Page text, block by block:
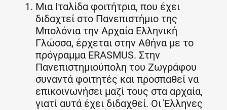
Μια Ιταλίδα φοιτήτρια, που έχει
διδαχτεί στο Πανεπιστήμιο της
Μπολόνια την Αρχαία Ελληνική
Γλώσσα, έρχεται στην Αθήνα με το
πρόγραμμα ERASMUS. Στην
Πανεπιστημιούπολη του Ζωγράφου
συναντά φοιτητές και προσπαθεί να
επικοινωνήσει μαζί τους στα αρχαία,
γιατί αυτά έχει διδαχθεί. Οι Έλληνες